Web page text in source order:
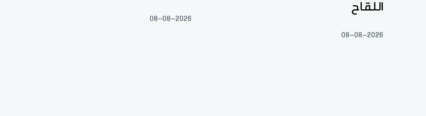
اللقاح
08-08-2026
08-08-2026